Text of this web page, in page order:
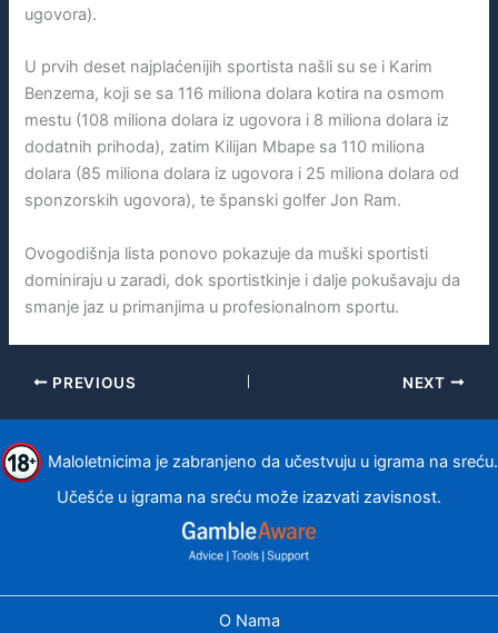
ugovora).
U prvih deset najplaćenijih sportista našli su se i Karim
Benzema, koji se sa 116 miliona dolara kotira na osmom
mestu (108 miliona dolara iz ugovora i 8 miliona dolara iz
dodatnih prihoda), zatim Kilijan Mbape sa 110 miliona
dolara (85 miliona dolara iz ugovora i 25 miliona dolara od
sponzorskih ugovora), te španski golfer Jon Ram.
Ovogodišnja lista ponovo pokazuje da muški sportisti
dominiraju u zaradi, dok sportistkinje i dalje pokušavaju da
smanje jaz u primanjima u profesionalnom sportu.
PREVIOUS NEXT
Maloletnicima je zabranjeno da učestvuju u igrama na sreću.
Učešće u igrama na sreću može izazvati zavisnost.
O Nama